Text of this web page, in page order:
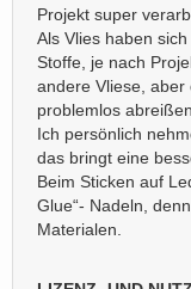
Projekt super
Als Vlies haben
Stoffe, je nach
andere Vliese, aber
problemlos
Ich persönlich
das bringt eine
Beim Sticken auf
Glue“- Nadeln,
Materialen.